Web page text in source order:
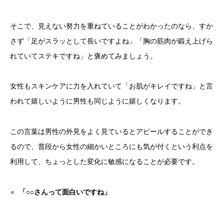
そこで、見えない努力を重ねていることがわかったのなら、すか
さず「足がスラッとして長いですよね」「胸の筋肉が鍛え上げら
れていてステキですね」と褒めてみましょう。
女性もスキンケアに力を入れていて「お肌がキレイですね」と言
われて嬉しいように男性も同じように嬉しくなります。
この言葉は男性の外見をよく見ているとアピールすることができ
るので、普段から女性の細かいところにも気が付くという利点を
利用して、ちょっとした変化に敏感になることが必要です。
「○○さんって面白いですね」